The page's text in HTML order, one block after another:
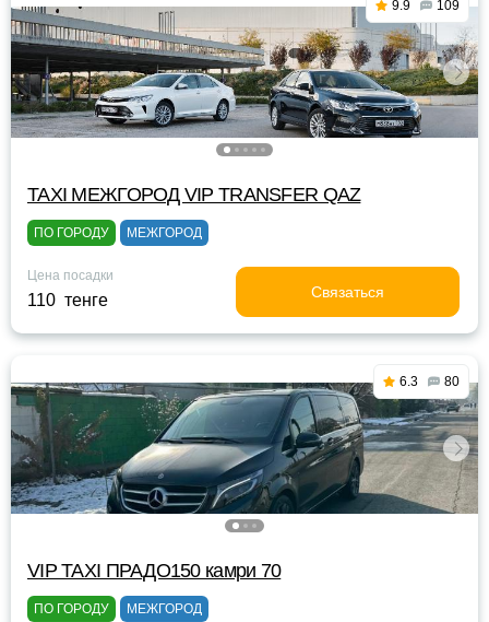
9.9 109
TAXI МЕЖГОРОД VIP TRANSFER QАZ
ПО ГОРОДУ МЕЖГОРОД
Цена посадки
110 тенге Связаться
6.3 80
VIP TAXI ПРАДО150 камри 70
ПО ГОРОДУ МЕЖГОРОД